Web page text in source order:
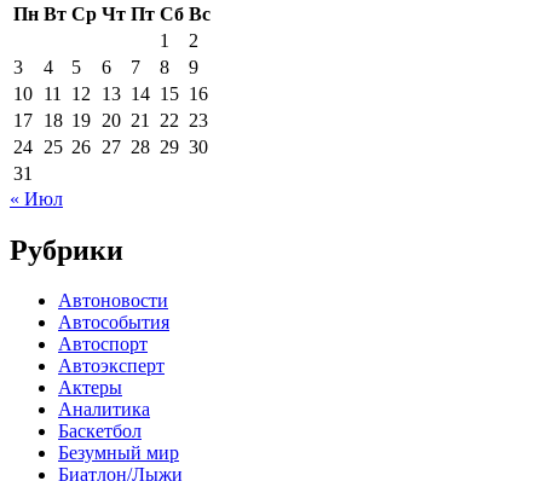
Пн Вт Ср Чт Пт Сб Вс
1
2
3
4 5 6 7 8
9
10 11 12 13 14 15 16
17 18 19 20 21 22 23
24 25 26 27 28 29 30
31
« Июл
Рубрики
Автоновости
Автособытия
Автоспорт
Автоэксперт
Актеры
Аналитика
Баскетбол
Безумный мир
Биатлон/Лыжи